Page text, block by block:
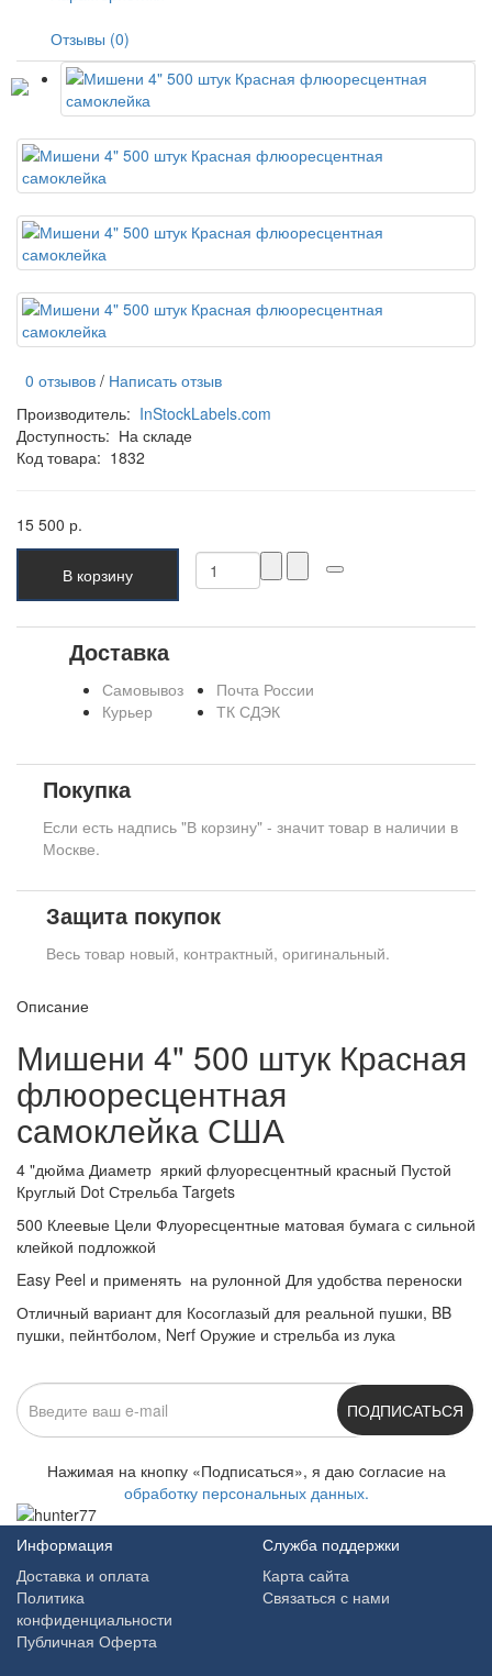
Отзывы (0)
0 отзывов / Написать отзыв
Производитель: InStockLabels.com
Доступность: На складе
Код товара: 1832
15 500 р.
В корзину
Доставка
Самовывоз
Курьер
Почта России
ТК СДЭК
Покупка
Если есть надпись "В корзину" - значит товар в наличии в
Москве.
Защита покупок
Весь товар новый, контрактный, оригинальный.
Описание
Мишени 4" 500 штук Красная
флюоресцентная
самоклейка США
4 "дюйма Диаметр ­ яркий флуоресцентный красный Пустой
Круглый Dot Стрельба Targets­
500 Клеевые Цели Флуоресцентные матовая бумага с сильной
клейкой подложкой
Easy Peel и применять ­ на рулонной Для удобства переноски
Отличный вариант для Косоглазый для реальной пушки, BB
пушки, пейнтболом, Nerf Оружие и стрельба из лука
ПОДПИСАТЬСЯ
Нажимая на кнопку «Подписаться», я даю cогласие на
обработку персональных данных.
Информация
Доставка и оплата
Политика
конфиденциальности
Публичная Оферта
Служба поддержки
Карта сайта
Связаться с нами